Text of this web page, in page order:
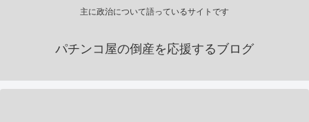
主に政治について語っているサイトです
パチンコ屋の倒産を応援するブログ